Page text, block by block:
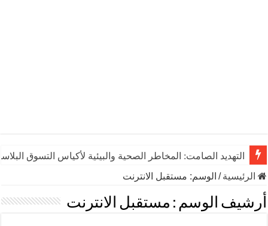
التهديد الصامت: المخاطر الصحية والبيئية لأكياس التسوق
الرئيسية/ الوسم: مستقبل الانترنت
أرشيف الوسم : مستقبل الانترنت